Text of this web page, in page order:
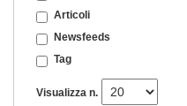
Articoli
Newsfeeds
Tag
Visualizza n.